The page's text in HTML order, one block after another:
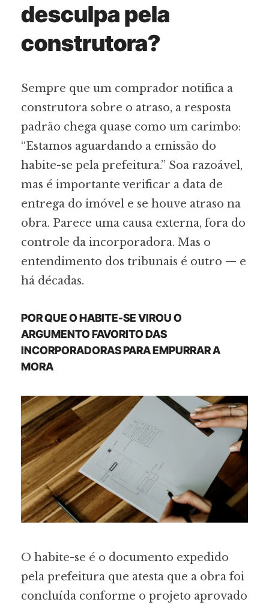
desculpa pela
construtora?
Sempre que um comprador notifica a
construtora sobre o atraso, a resposta
padrão chega quase como um carimbo:
“Estamos aguardando a emissão do
habite-se pela prefeitura.” Soa razoável,
mas é importante verificar a data de
entrega do imóvel e se houve atraso na
obra. Parece uma causa externa, fora do
controle da incorporadora. Mas o
entendimento dos tribunais é outro — e
há décadas.
POR QUE O HABITE-SE VIROU O
ARGUMENTO FAVORITO DAS
INCORPORADORAS PARA EMPURRAR A
MORA
O habite-se é o documento expedido
pela prefeitura que atesta que a obra foi
concluída conforme o projeto aprovado